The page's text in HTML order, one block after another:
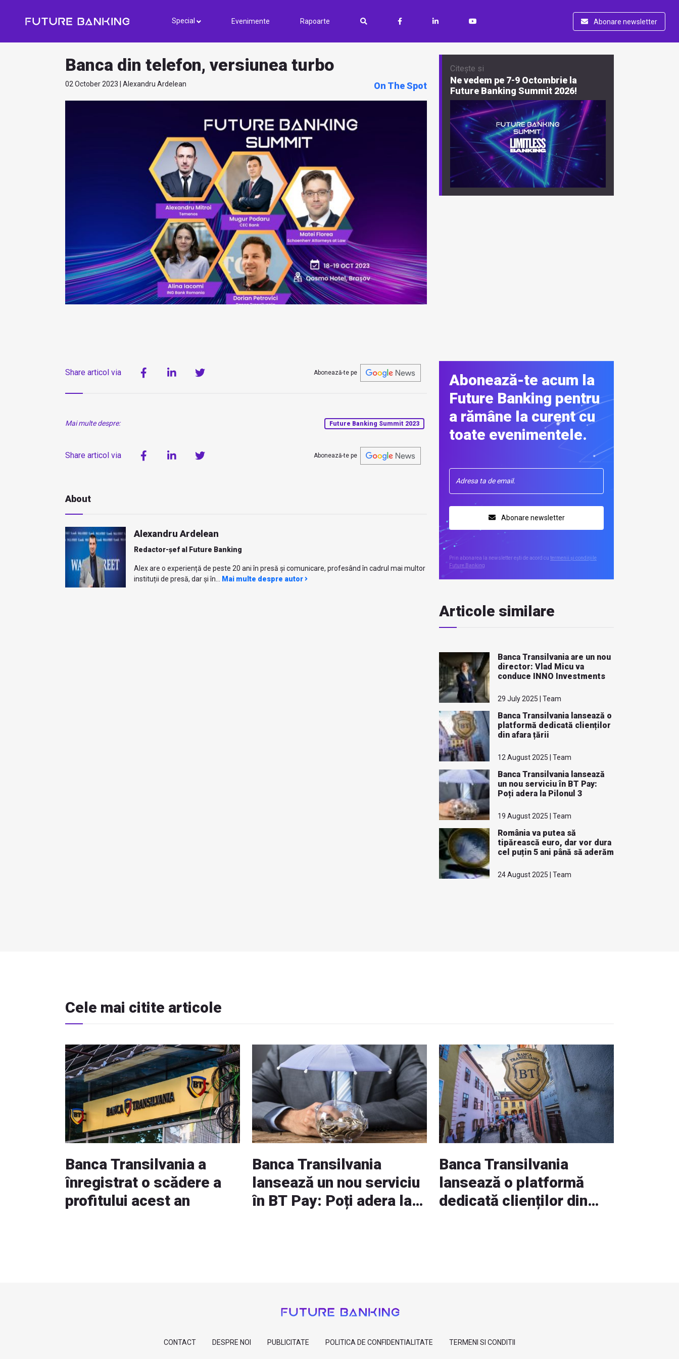
Special Evenimente Rapoarte Abonare newsletter
Banca din telefon, versiunea turbo
02 October 2023 | Alexandru Ardelean On The Spot
Citește si
Ne vedem pe 7-9 Octombrie la
Future Banking Summit 2026!
Share articol via Abonează-te pe
Mai multe despre: Future Banking Summit 2023
Share articol via Abonează-te pe
About
Alexandru Ardelean
Redactor-șef al Future Banking
Alex are o experiență de peste 20 ani în presă și comunicare, profesând în cadrul mai multor
instituții de presă, dar și în...
Mai multe despre autor
Abonează-te acum la
Future Banking pentru
a rămâne la curent cu
toate evenimentele.
Abonare newsletter
Prin abonarea la newsletter ești de acord cu termenii și condițiile
Future Banking
Articole similare
Banca Transilvania are un nou
director: Vlad Micu va
conduce INNO Investments
29 July 2025 | Team
Banca Transilvania lansează o
platformă dedicată clienților
din afara țării
12 August 2025 | Team
Banca Transilvania lansează
un nou serviciu în BT Pay:
Poți adera la Pilonul 3
19 August 2025 | Team
România va putea să
tipărească euro, dar vor dura
cel puțin 5 ani până să aderăm
24 August 2025 | Team
Cele mai citite articole
Banca Transilvania a
înregistrat o scădere a
profitului acest an
Banca Transilvania
lansează un nou serviciu
în BT Pay: Poți adera la
Banca Transilvania
lansează o platformă
dedicată clienților din
CONTACT DESPRE NOI PUBLICITATE POLITICA DE CONFIDENTIALITATE TERMENI SI CONDITII